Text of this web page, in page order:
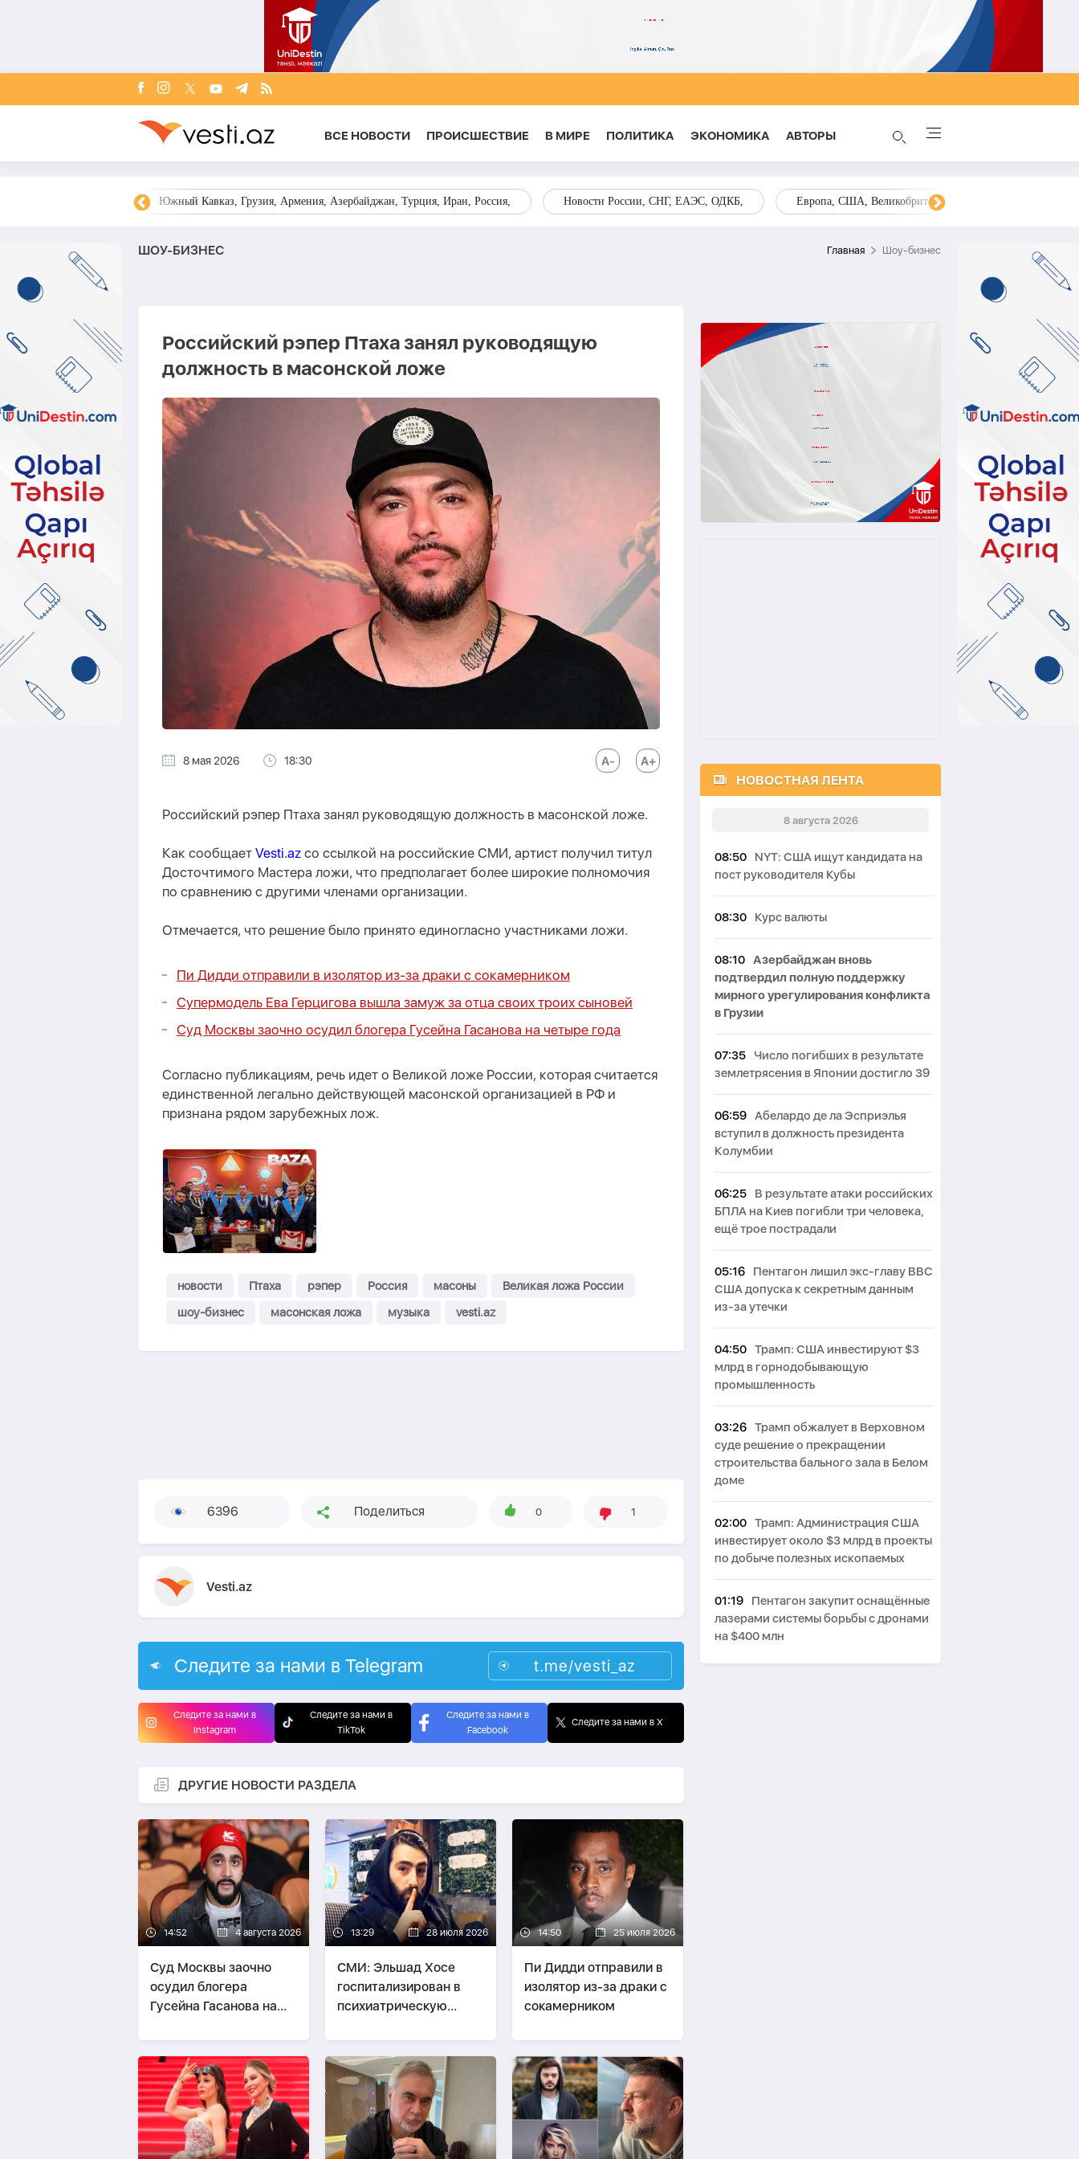
ВСЕ НОВОСТИ ПРОИСШЕСТВИЕ В МИРЕ ПОЛИТИКА ЭКОНОМИКА AВТОРЫ
Южный Кавказ, Грузия, Армения, Азербайджан, Турция, Иран, Россия, Новости России, СНГ, ЕАЭС, ОДКБ, Европа, США, Великобритания, Украина, Запад,
ШОУ-БИЗНЕС Главная Шоу-бизнес
Российский рэпер Птаха занял руководящую
должность в масонской ложе
8 мая 2026 18:30
Российский рэпер Птаха занял руководящую должность в масонской ложе.
Как сообщает Vesti.az со ссылкой на российские СМИ, артист получил титул
Досточтимого Мастера ложи, что предполагает более широкие полномочия
по сравнению с другими членами организации.
Отмечается, что решение было принято единогласно участниками ложи.
Пи Дидди отправили в изолятор из-за драки с сокамерником
Супермодель Ева Герцигова вышла замуж за отца своих троих сыновей
Суд Москвы заочно осудил блогера Гусейна Гасанова на четыре года
Согласно публикациям, речь идет о Великой ложе России, которая считается
единственной легально действующей масонской организацией в РФ и
признана рядом зарубежных лож.
новости Птаха рэпер Россия масоны
Великая ложа России
шоу-бизнес
масонская ложа музыка vesti.az
6396 Поделиться 0 1
Vesti.az
Следите за нами в Telegram t.me/vesti_az
Следите за нами в
Instagram
Следите за нами в
TikTok
Следите за нами в
Facebook
Следите за нами в X
ДРУГИЕ НОВОСТИ РАЗДЕЛА
14:52 4 августа 2026
Суд Москвы заочно
осудил блогера
Гусейна Гасанова на
13:29 28 июля 2026
СМИ: Эльшад Хосе
госпитализирован в
психиатрическую
14:50 25 июля 2026
Пи Дидди отправили в
изолятор из-за драки с
сокамерником
НОВОСТНАЯ ЛЕНТА
8 августа 2026
08:50
NYT: США ищут кандидата на
пост руководителя Кубы
08:30 Курс валюты
08:10 Азербайджан вновь
подтвердил полную поддержку
мирного урегулирования конфликта
в Грузии
07:35
Число погибших в результате
землетрясения в Японии достигло 39
06:59 Абелардо де ла Эсприэлья
вступил в должность президента
Колумбии
06:25
В результате атаки российских
БПЛА на Киев погибли три человека,
ещё трое пострадали
05:16
Пентагон лишил экс-главу ВВС
США допуска к секретным данным
из-за утечки
04:50 Трамп: США инвестируют $3
млрд в горнодобывающую
промышленность
03:26 Трамп обжалует в Верховном
суде решение о прекращении
строительства бального зала в Белом
доме
02:00 Трамп: Администрация США
инвестирует около $3 млрд в проекты
по добыче полезных ископаемых
01:19
Пентагон закупит оснащённые
лазерами системы борьбы с дронами
на $400 млн